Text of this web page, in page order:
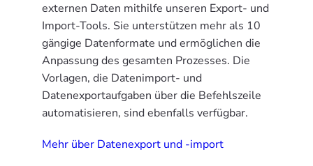
externen Daten mithilfe unseren Export- und
Import-Tools. Sie unterstützen mehr als 10
gängige Datenformate und ermöglichen die
Anpassung des gesamten Prozesses. Die
Vorlagen, die Datenimport- und
Datenexportaufgaben über die Befehlszeile
automatisieren, sind ebenfalls verfügbar.
Mehr über Datenexport und -import